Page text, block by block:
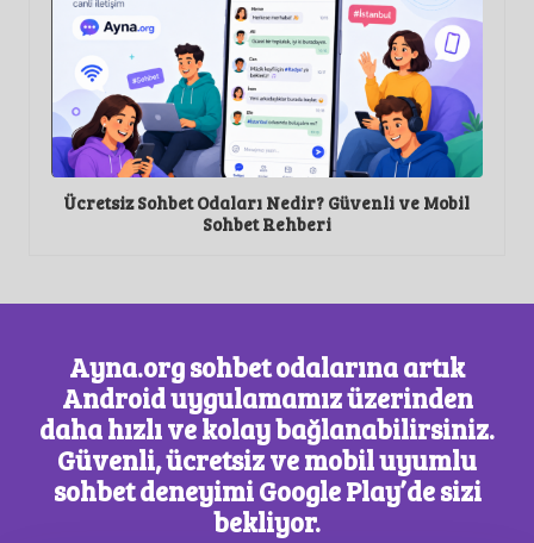
İzmir Sohbet: Ege’nin Samimi Atmosferini Dijitalde
Yaşayın
Ayna.org sohbet odalarına artık
Android uygulamamız üzerinden
daha hızlı ve kolay bağlanabilirsiniz.
Güvenli, ücretsiz ve mobil uyumlu
sohbet deneyimi Google Play’de sizi
bekliyor.